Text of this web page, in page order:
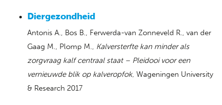
Diergezondheid
Antonis A., Bos B., Ferwerda-van Zonneveld R., van der
Gaag M., Plomp M., Kalversterfte kan minder als
zorgvraag kalf centraal staat – Pleidooi voor een
vernieuwde blik op kalveropfok, Wageningen University
& Research 2017